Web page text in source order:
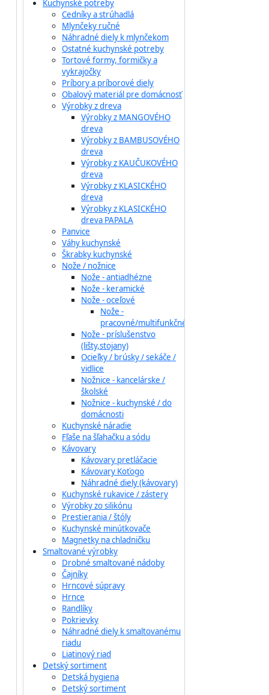
Kuchynské potreby
Cedníky a strúhadlá
Mlynčeky ručné
Náhradné diely k mlynčekom
Ostatné kuchynské potreby
Tortové formy, formičky a
vykrajočky
Príbory a príborové diely
Obalový materiál pre domácnosť
Výrobky z dreva
Výrobky z MANGOVÉHO
dreva
Výrobky z BAMBUSOVÉHO
dreva
Výrobky z KAUČUKOVÉHO
dreva
Výrobky z KLASICKÉHO
dreva
Výrobky z KLASICKÉHO
dreva PAPALA
Panvice
Váhy kuchynské
Škrabky kuchynské
Nože / nožnice
Nože - antiadhézne
Nože - keramické
Nože - oceľové
Nože -
pracovné/multifunkčné
Nože - príslušenstvo
(lišty,stojany)
Ocieľky / brúsky / sekáče /
vidlice
Nožnice - kancelárske /
školské
Nožnice - kuchynské / do
domácnosti
Kuchynské náradie
Fľaše na šľahačku a sódu
Kávovary
Kávovary pretláčacie
Kávovary Koťogo
Náhradné diely (kávovary)
Kuchynské rukavice / zástery
Výrobky zo silikónu
Prestierania / štóly
Kuchynské minútkovače
Magnetky na chladničku
Smaltované výrobky
Drobné smaltované nádoby
Čajníky
Hrncové súpravy
Hrnce
Randlíky
Pokrievky
Náhradné diely k smaltovanému
riadu
Liatinový riad
Detský sortiment
Detská hygiena
Detský sortiment